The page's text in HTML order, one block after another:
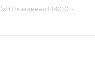
Глянцевая FM0101-